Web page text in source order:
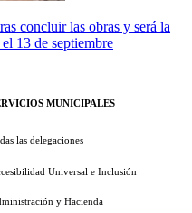
concluir las obras y será la
13 de septiembre
MUNICIPALES
las delegaciones
Universal e Inclusión
y Hacienda